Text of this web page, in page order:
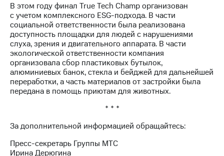
В этом году финал True Tech Champ организован
с учетом комплексного ЕSG-подхода. В части
социальной ответственности была реализована
доступность площадки для людей с нарушениями
слуха, зрения и двигательного аппарата. В части
экологической ответственности компания
организовала сбор пластиковых бутылок,
алюминиевых банок, стекла и бейджей для дальнейшей
переработки, а часть материалов от застройки была
передана в помощь приютам для животных.
* * *
За дополнительной информацией обращайтесь:
Пресс-секретарь Группы МТС
Ирина Дерюгина